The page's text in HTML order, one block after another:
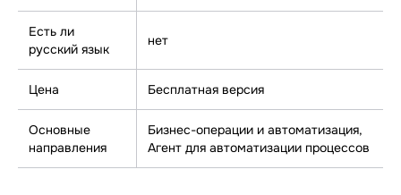
Есть ли
русский язык
нет
Цена Бесплатная версия
Основные
направления
Бизнес-операции и автоматизация,
Агент для автоматизации процессов